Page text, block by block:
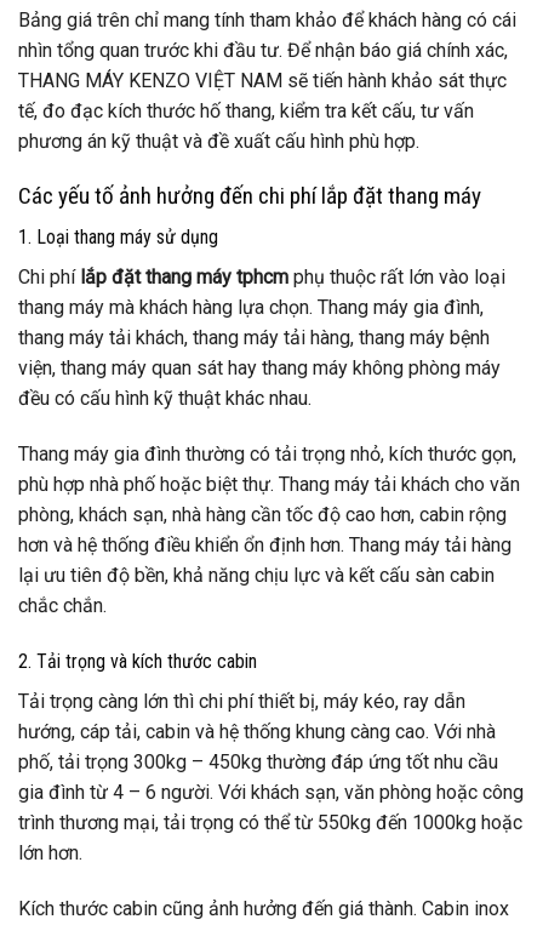
Bảng giá trên chỉ mang tính tham khảo để khách hàng có cái
nhìn tổng quan trước khi đầu tư. Để nhận báo giá chính xác,
THANG MÁY KENZO VIỆT NAM sẽ tiến hành khảo sát thực
tế, đo đạc kích thước hố thang, kiểm tra kết cấu, tư vấn
phương án kỹ thuật và đề xuất cấu hình phù hợp.
Các yếu tố ảnh hưởng đến chi phí lắp đặt thang máy
1. Loại thang máy sử dụng
Chi phí lắp đặt thang máy tphcm phụ thuộc rất lớn vào loại
thang máy mà khách hàng lựa chọn. Thang máy gia đình,
thang máy tải khách, thang máy tải hàng, thang máy bệnh
viện, thang máy quan sát hay thang máy không phòng máy
đều có cấu hình kỹ thuật khác nhau.
Thang máy gia đình thường có tải trọng nhỏ, kích thước gọn,
phù hợp nhà phố hoặc biệt thự. Thang máy tải khách cho văn
phòng, khách sạn, nhà hàng cần tốc độ cao hơn, cabin rộng
hơn và hệ thống điều khiển ổn định hơn. Thang máy tải hàng
lại ưu tiên độ bền, khả năng chịu lực và kết cấu sàn cabin
chắc chắn.
2. Tải trọng và kích thước cabin
Tải trọng càng lớn thì chi phí thiết bị, máy kéo, ray dẫn
hướng, cáp tải, cabin và hệ thống khung càng cao. Với nhà
phố, tải trọng 300kg – 450kg thường đáp ứng tốt nhu cầu
gia đình từ 4 – 6 người. Với khách sạn, văn phòng hoặc công
trình thương mại, tải trọng có thể từ 550kg đến 1000kg hoặc
lớn hơn.
Kích thước cabin cũng ảnh hưởng đến giá thành. Cabin inox